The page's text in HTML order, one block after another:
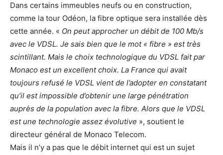
Dans certains immeubles neufs ou en construction,
comme la tour Odéon, la fibre optique sera installée dès
cette année. « On peut approcher un débit de 100 Mb/s
avec le VDSL. Je sais bien que le mot « fibre » est très
scintillant. Mais le choix technologique du VDSL fait par
Monaco est un excellent choix. La France qui avait
toujours refusé le VDSL vient de l’adopter en constatant
qu’il est impossible d’obtenir une large pénétration
auprès de la population avec la fibre. Alors que le VDSL
est une technologie assez évolutive », soutient le
directeur général de Monaco Telecom.
Mais il n’y a pas que le débit internet qui est un sujet